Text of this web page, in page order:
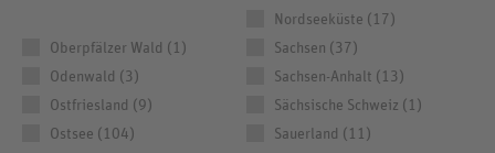
Nordseeküste (17)
Oberpfälzer Wald (1)
Odenwald (3)
Ostfriesland (9)
Ostsee (104)
Sachsen (37)
Sachsen-Anhalt (13)
Sächsische Schweiz (1)
Sauerland (11)